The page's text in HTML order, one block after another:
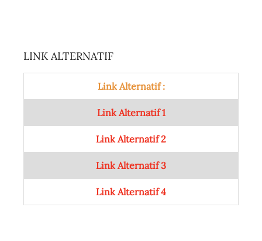
LINK ALTERNATIF
Link Alternatif :
Link Alternatif 1
Link Alternatif 2
Link Alternatif 3
Link Alternatif 4